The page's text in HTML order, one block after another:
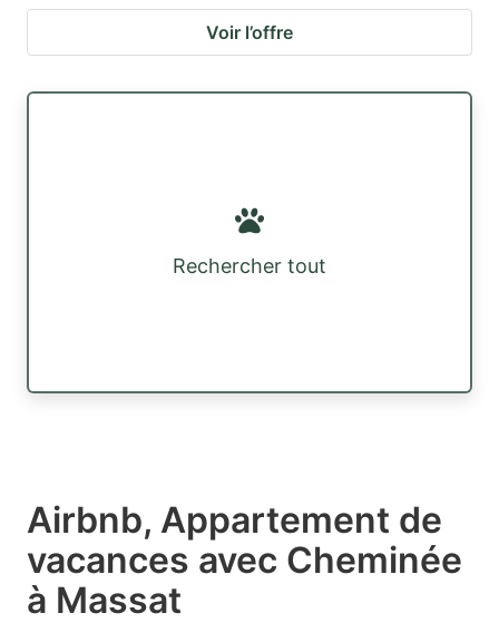
Voir l’offre
Rechercher tout
Airbnb, Appartement de
vacances avec Cheminée
à Massat